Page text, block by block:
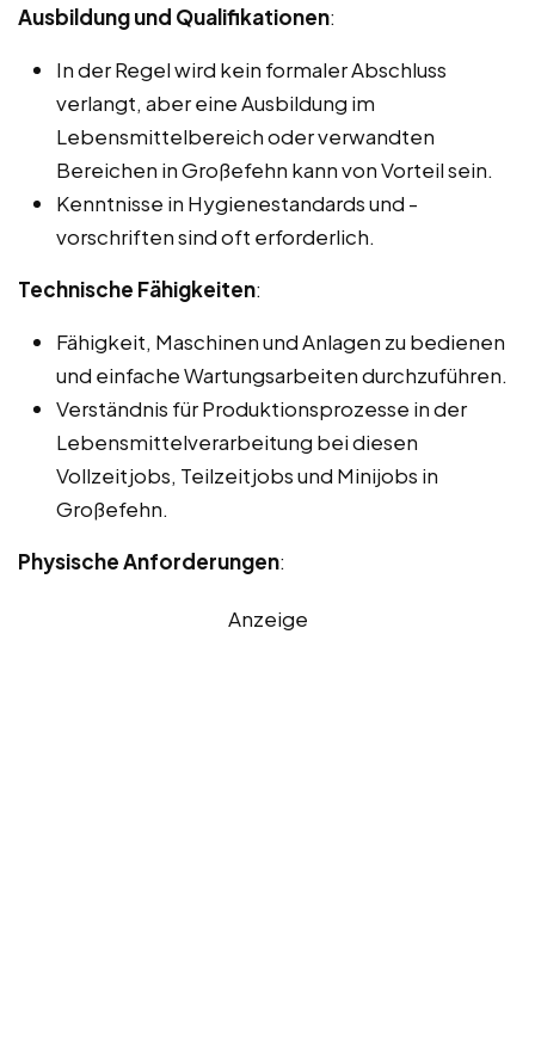
Ausbildung und Qualifikationen:
In der Regel wird kein formaler Abschluss
verlangt, aber eine Ausbildung im
Lebensmittelbereich oder verwandten
Bereichen in Großefehn kann von Vorteil sein.
Kenntnisse in Hygienestandards und -
vorschriften sind oft erforderlich.
Technische Fähigkeiten:
Fähigkeit, Maschinen und Anlagen zu bedienen
und einfache Wartungsarbeiten durchzuführen.
Verständnis für Produktionsprozesse in der
Lebensmittelverarbeitung bei diesen
Vollzeitjobs, Teilzeitjobs und Minijobs in
Großefehn.
Physische Anforderungen:
Anzeige